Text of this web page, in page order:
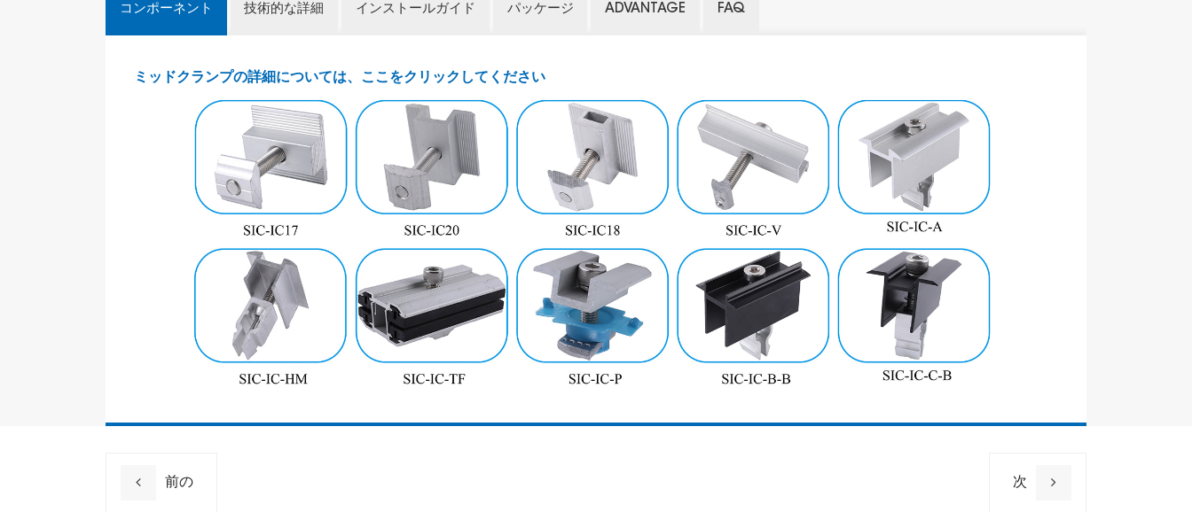
コンポーネント 技術的な詳細 インストールガイド パッケージ ADVANTAGE FAQ
ミッドクランプの詳細については、ここをクリックしてください
前の 次